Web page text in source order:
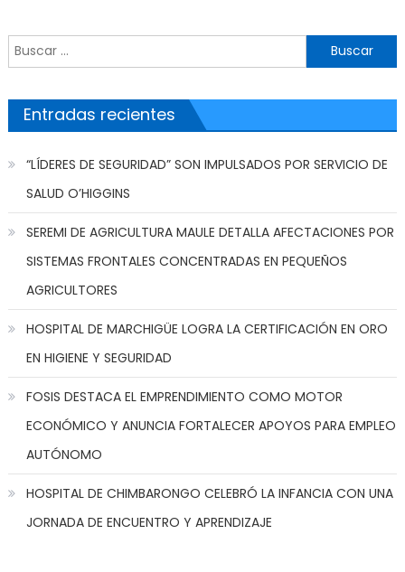
Buscar por:
Entradas recientes
“LÍDERES DE SEGURIDAD” SON IMPULSADOS POR SERVICIO DE
SALUD O’HIGGINS
SEREMI DE AGRICULTURA MAULE DETALLA AFECTACIONES POR
SISTEMAS FRONTALES CONCENTRADAS EN PEQUEÑOS
AGRICULTORES
HOSPITAL DE MARCHIGÜE LOGRA LA CERTIFICACIÓN EN ORO
EN HIGIENE Y SEGURIDAD
FOSIS DESTACA EL EMPRENDIMIENTO COMO MOTOR
ECONÓMICO Y ANUNCIA FORTALECER APOYOS PARA EMPLEO
AUTÓNOMO
HOSPITAL DE CHIMBARONGO CELEBRÓ LA INFANCIA CON UNA
JORNADA DE ENCUENTRO Y APRENDIZAJE